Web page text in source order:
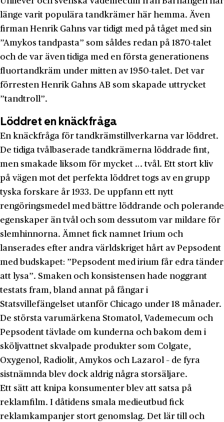
länge varit populära tandkrämer här hemma. Även
firman Henrik Gahns var tidigt med på tåget med sin
”Amykos tandpasta” som såldes redan på 1870-talet
och de var även tidiga med en första generationens
fluortandkräm under mitten av 1950-talet. Det var
förresten Henrik Gahns AB som skapade uttrycket
”tandtroll”.
Löddret en knäckfråga
En knäckfråga för tandkrämstillverkarna var löddret.
De tidiga tvålbaserade tandkrämerna löddrade fint,
men smakade liksom för mycket … tvål. Ett stort kliv
på vägen mot det perfekta löddret togs av en grupp
tyska forskare år 1933. De uppfann ett nytt
rengöringsmedel med bättre löddrande och polerande
egenskaper än tvål och som dessutom var mildare för
slemhinnorna. Ämnet fick namnet Irium och
lanserades efter andra världskriget hårt av Pepsodent
med budskapet: ”Pepsodent med irium får edra tänder
att lysa”. Smaken och konsistensen hade noggrant
testats fram, bland annat på fångar i
Statsvillefängelset utanför Chicago under 18 månader.
De största varumärkena Stomatol, Vademecum och
Pepsodent tävlade om kunderna och bakom dem i
sköljvattnet skvalpade produkter som Colgate,
Oxygenol, Radiolit, Amykos och Lazarol – de fyra
sistnämnda blev dock aldrig några storsäljare.
Ett sätt att knipa konsumenter blev att satsa på
reklamfilm. I dåtidens smala medieutbud fick
reklamkampanjer stort genomslag. Det lär till och